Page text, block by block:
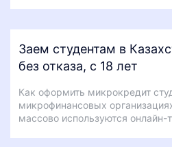
Заем студентам в
без отказа, с 18 лет
Как оформить микрокредит
микрофинансовых
массово используются